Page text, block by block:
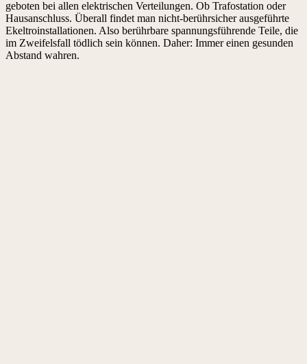
geboten bei allen elektrischen Verteilungen. Ob Trafostation oder
Hausanschluss. Überall findet man nicht-berührsicher ausgeführte
Ekeltroinstallationen. Also berührbare spannungsführende Teile, die
im Zweifelsfall tödlich sein können. Daher: Immer einen gesunden
Abstand wahren.